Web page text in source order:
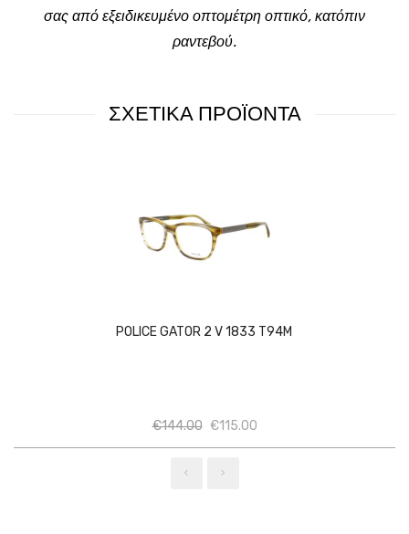
σας από εξειδικευμένο οπτομέτρη οπτικό, κατόπιν
ραντεβού.
ΣΧΕΤΙΚΑ ΠΡΟΪΟΝΤΑ
POLICE GATOR 2 V 1833 T94M
€144.00 Ποσότητα
€115.00Ποσότητα